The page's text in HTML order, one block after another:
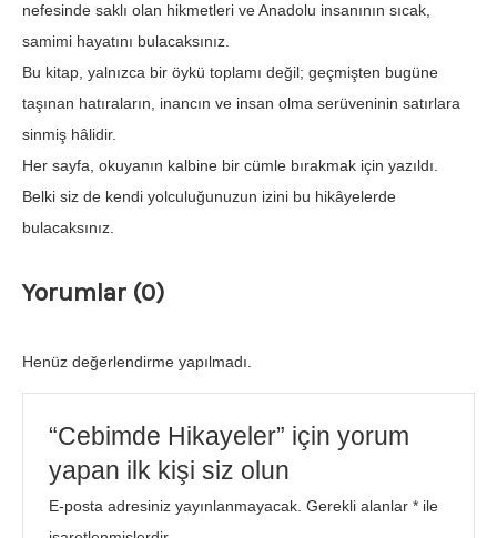
nefesinde saklı olan hikmetleri ve Anadolu insanının sıcak,
samimi hayatını bulacaksınız.
Bu kitap, yalnızca bir öykü toplamı değil; geçmişten bugüne
taşınan hatıraların, inancın ve insan olma serüveninin satırlara
sinmiş hâlidir.
Her sayfa, okuyanın kalbine bir cümle bırakmak için yazıldı.
Belki siz de kendi yolculuğunuzun izini bu hikâyelerde
bulacaksınız.
Yorumlar (0)
Henüz değerlendirme yapılmadı.
“Cebimde Hikayeler” için yorum
yapan ilk kişi siz olun
E-posta adresiniz yayınlanmayacak. Gerekli alanlar* ile